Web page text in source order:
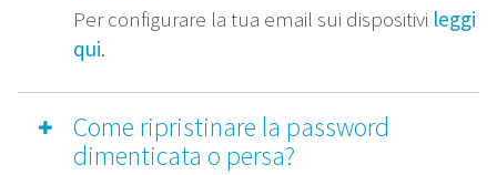
Per configurare la tua email sui dispositivi leggi
qui.
Come ripristinare la password
dimenticata o persa?